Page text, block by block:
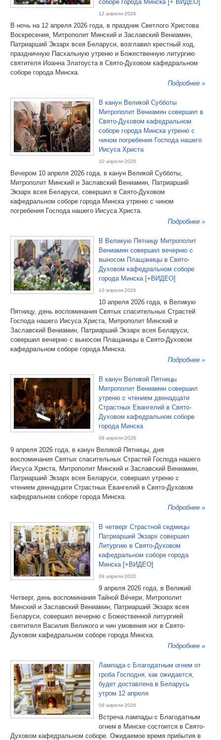
соборе города Минска [+ ВИДЕО]
12 апреля 2026
В ночь на 12 апреля 2026 года, в праздник Светлого Христова
Воскресения, Митрополит Минский и Заславский Вениамин,
Патриарший Экзарх всея Беларуси, возглавил крестный ход,
праздничную Пасхальную утреню и Божественную литургию
святителя Иоанна Златоуста в Свято-Духовом кафедральном
соборе города Минска.
Подробнее »
В канун Великой Субботы
Митрополит Вениамин совершил в
Свято-Духовом кафедральном
соборе города Минска утреню с
чином погребения Господа нашего
Иисуса Христа
10 апреля 2026
Вечером 10 апреля 2026 года, в канун Великой Субботы,
Митрополит Минский и Заславский Вениамин, Патриарший
Экзарх всея Беларуси, совершил в Свято-Духовом
кафедральном соборе города Минска утреню с чином
погребения Господа нашего Иисуса Христа.
Подробнее »
В Великую Пятницу Митрополит
Вениамин совершил вечерню с
выносом Плащаницы в Свято-
Духовом кафедральном соборе
города Минска [+ВИДЕО]
10 апреля 2026
10 апреля 2026 года, в Великую
Пятницу, день воспоминания Святых спасительных Страстей
Господа нашего Иисуса Христа, Митрополит Минский и
Заславский Вениамин, Патриарший Экзарх всея Беларуси,
совершил вечерню с выносом Плащаницы в Свято-Духовом
кафедральном соборе города Минска.
Подробнее »
В канун Великой Пятницы
Митрополит Вениамин совершил
утреню с чтением двенадцати
Страстных Евангелий в Свято-
Духовом кафедральном соборе
города Минска
09 апреля 2026
9 апреля 2026 года, в канун Великой Пятницы, дня
воспоминания Святых спасительных Страстей Господа нашего
Иисуса Христа, Митрополит Минский и Заславский Вениамин,
Патриарший Экзарх всея Беларуси, совершил утреню с
чтением двенадцати Страстных Евангелий в Свято-Духовом
кафедральном соборе города Минска.
Подробнее »
В четверг Страстной седмицы
Патриарший Экзарх совершил
Литургию в Свято-Духовом
кафедральном соборе города
Минска [+ВИДЕО]
09 апреля 2026
9 апреля 2026 года, в Великий
Четверг, день воспоминания Тайной Ве́чери, Митрополит
Минский и Заславский Вениамин, Патриарший Экзарх всея
Беларуси, совершил вечерню с Божественной литургией
святителя Василия Великого и чин умовения ног в Свято-
Духовом кафедральном соборе города Минска.
Подробнее »
Лампада с Благодатным огнем от
гроба Господня, как ожидается,
будет доставлена в Беларусь
утром 12 апреля
08 апреля 2026
Встреча лампады с Благодатным
огнем в Минске состоится в Свято-
Духовом кафедральном соборе. Ожидаемое время прибытия в